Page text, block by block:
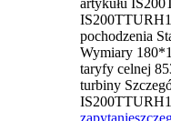
pochodzenia
Wymiary
taryfy celnej
turbiny
zapytanie